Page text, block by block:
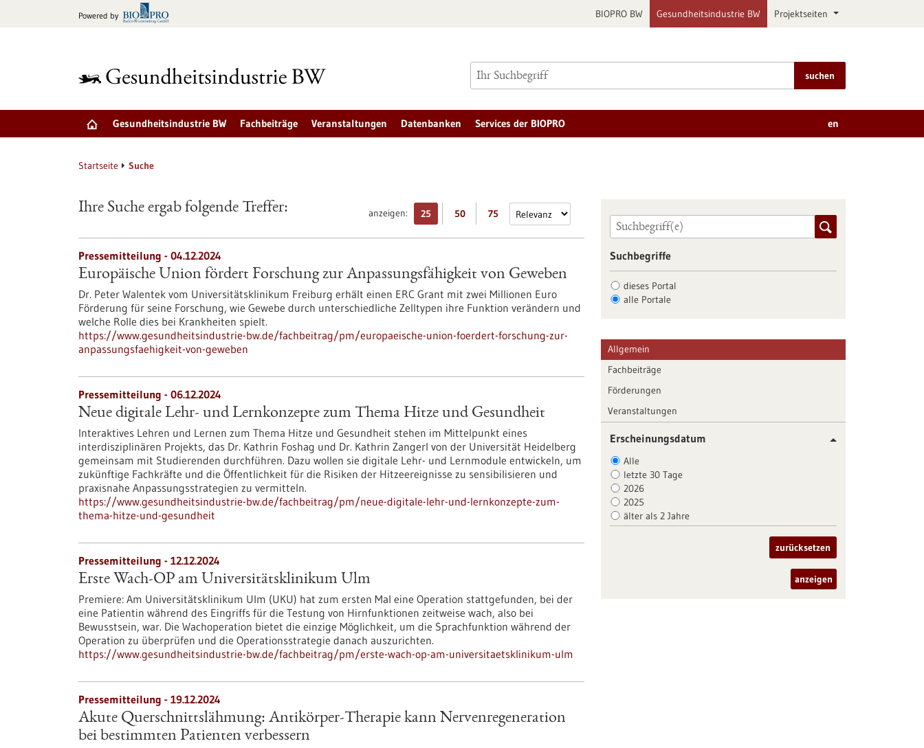
Powered by BIOPRO BW Gesundheitsindustrie BW Projektseiten
suchen
Gesundheitsindustrie BW Fachbeiträge Veranstaltungen Datenbanken Services der BIOPRO en
Startseite Suche
anzeigen: 25 50 75
Ihre Suche ergab folgende Treffer:
Pressemitteilung - 04.12.2024
Europäische Union fördert Forschung zur Anpassungsfähigkeit von Geweben
Dr. Peter Walentek vom Universitätsklinikum Freiburg erhält einen ERC Grant mit zwei Millionen Euro
Förderung für seine Forschung, wie Gewebe durch unterschiedliche Zelltypen ihre Funktion verändern und
welche Rolle dies bei Krankheiten spielt.
https://www.gesundheitsindustrie-bw.de/fachbeitrag/pm/europaeische-union-foerdert-forschung-zur-
anpassungsfaehigkeit-von-geweben
Pressemitteilung - 06.12.2024
Neue digitale Lehr- und Lernkonzepte zum Thema Hitze und Gesundheit
Interaktives Lehren und Lernen zum Thema Hitze und Gesundheit stehen im Mittelpunkt eines
interdisziplinären Projekts, das Dr. Kathrin Foshag und Dr. Kathrin Zangerl von der Universität Heidelberg
gemeinsam mit Studierenden durchführen. Dazu wollen sie digitale Lehr- und Lernmodule entwickeln, um
zukünftige Fachkräfte und die Öffentlichkeit für die Risiken der Hitzeereignisse zu sensibilisieren und
praxisnahe Anpassungsstrategien zu vermitteln.
https://www.gesundheitsindustrie-bw.de/fachbeitrag/pm/neue-digitale-lehr-und-lernkonzepte-zum-
thema-hitze-und-gesundheit
Pressemitteilung - 12.12.2024
Erste Wach-​OP am Universitätsklinikum Ulm
Premiere: Am Universitätsklinikum Ulm (UKU) hat zum ersten Mal eine Operation stattgefunden, bei der
eine Patientin während des Eingriffs für die Testung von Hirnfunktionen zeitweise wach, also bei
Bewusstsein, war. Die Wachoperation bietet die einzige Möglichkeit, um die Sprachfunktion während der
Operation zu überprüfen und die Operationsstrategie danach auszurichten.
https://www.gesundheitsindustrie-bw.de/fachbeitrag/pm/erste-wach-op-am-universitaetsklinikum-ulm
Pressemitteilung - 19.12.2024
Akute Querschnittslähmung: Antikörper-Therapie kann Nervenregeneration
bei bestimmten Patienten verbessern
Suchbegriffe
dieses Portal
alle Portale
Allgemein
Fachbeiträge
Förderungen
Veranstaltungen
Erscheinungsdatum
Alle
letzte 30 Tage
2026
2025
älter als 2 Jahre
zurücksetzen
anzeigen